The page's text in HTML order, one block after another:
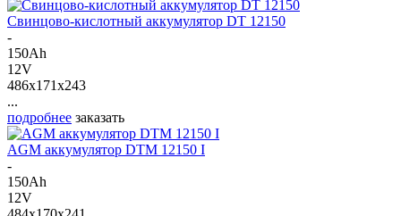
Свинцово-кислотный аккумулятор DT 12150
-
150Ah
12V
486x171x243
...
подробнее заказать
AGM аккумулятор DTM 12150 I
-
150Ah
12V